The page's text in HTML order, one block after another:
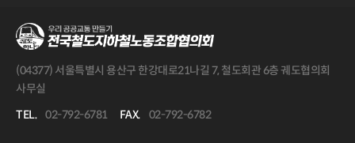
(04377) 서울특별시 용산구 한강대로21나길 7, 철도회관 6층 궤도협의회
사무실
TEL. 02-792-6781 FAX. 02-792-6782